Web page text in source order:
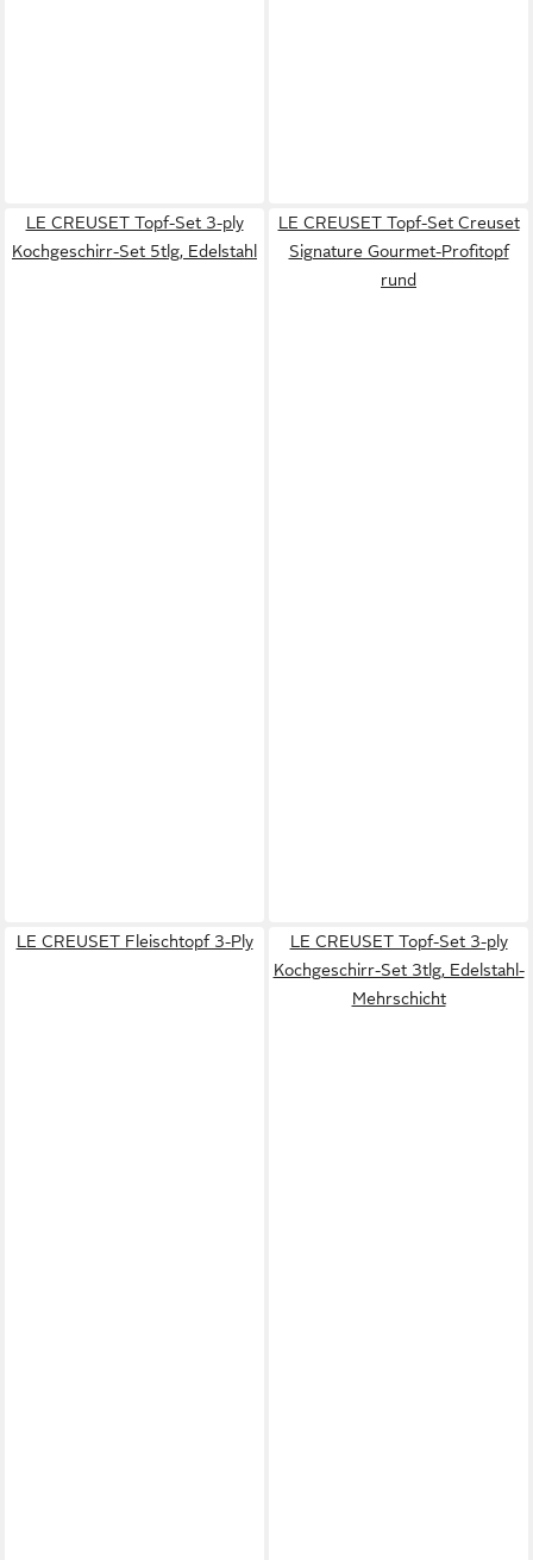
LE CREUSET Topf-Set 3-ply
Kochgeschirr-Set 5tlg, Edelstahl
LE CREUSET Topf-Set Creuset
Signature Gourmet-Profitopf
rund
LE CREUSET Fleischtopf 3-Ply
LE CREUSET Topf-Set 3-ply
Kochgeschirr-Set 3tlg, Edelstahl-
Mehrschicht